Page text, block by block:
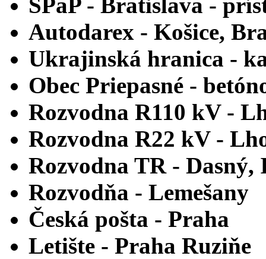
Autodarex - Košice,
Ukrajinská hranica -
Obec Priepasné -
Rozvodna R110 kV -
Rozvodna R22 kV -
Rozvodna TR - Dasný,
Rozvodňa - Lemešany
Česká pošta - Praha
Letište - Praha Ruziňe